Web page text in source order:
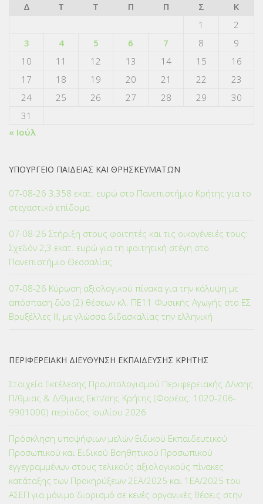
Δ
Τ Τ Π Π Σ
Κ
1
2
3
4 5 6 7 8
9
10
11 12 13 14 15
16
17
18 19 20 21 22
23
24
25 26 27 28 29
30
31
« Ιούλ
ΥΠΟΥΡΓΕΙΟ ΠΑΙΔΕΙΑΣ ΚΑΙ ΘΡΗΣΚΕΥΜΑΤΩΝ
07-08-26 3,358 εκατ. ευρώ στο Πανεπιστήμιο Κρήτης για το
στεγαστικό επίδομα
07-08-26 Στήριξη στους φοιτητές και τις οικογένειές τους:
Σχεδόν 2,3 εκατ. ευρώ για τη φοιτητική στέγη στο
Πανεπιστήμιο Θεσσαλίας
07-08-26 Κύρωση αξιολογικού πίνακα για την κάλυψη με
απόσπαση δύο (2) θέσεων κλ. ΠΕ11 Φυσικής Αγωγής στο ΕΣ
Βρυξέλλες ΙΙΙ, με γλώσσα διδασκαλίας την ελληνική
ΠΕΡΙΦΕΡΕΙΑΚΗ ΔΙΕΥΘΥΝΣΗ ΕΚΠΑΙΔΕΥΣΗΣ ΚΡΗΤΗΣ
Στοιχεία Εκτέλεσης Προϋπολογισμού Περιφερειακής Δ/νσης
Π/θμιας & Δ/θμιας Εκπ/σης Κρήτης (Φορέας: 1020-206-
9901000) περίοδος Ιουλίου 2026
Πρόσκληση υποψήφιων μελών Ειδικού Εκπαιδευτικού
Προσωπικού και Ειδικού Βοηθητικού Προσωπικού
εγγεγραμμένων στους τελικούς αξιολογικούς πίνακες
κατάταξης των Προκηρύξεων 2ΕΑ/2025 και 1ΕΑ/2025 του
ΑΣΕΠ για μόνιμο διορισμό σε κενές οργανικές θέσεις στην